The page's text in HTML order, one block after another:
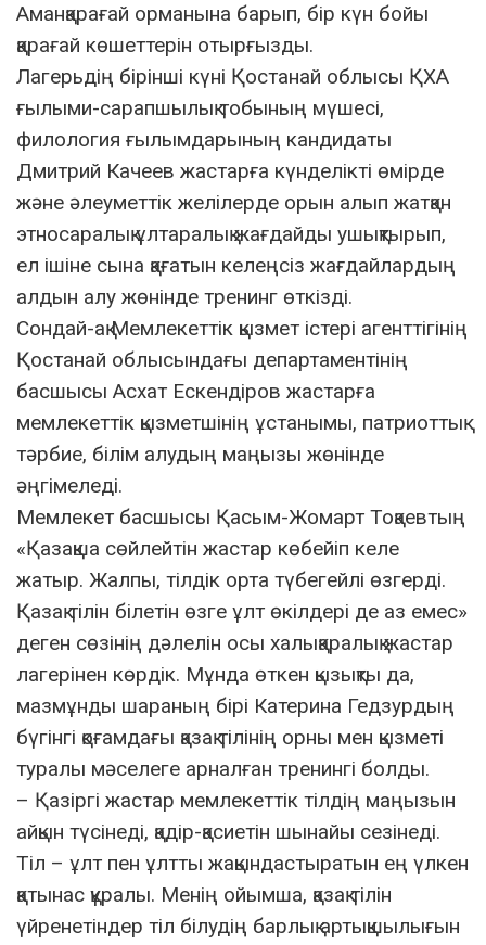
Аманқарағай орманына барып, бір күн бойы
қарағай көшеттерін отырғызды.
Лагерьдің бірінші күні Қостанай облысы ҚХА
ғылыми-сарапшылық тобының мүшесі,
филология ғылымдарының кандидаты
Дмитрий Качеев жастарға күнделікті өмірде
және әлеуметтік желілерде орын алып жатқан
этносаралық ұлтаралық жағдайды ушықтырып,
ел ішіне сына қағатын келеңсіз жағдайлардың
алдын алу жөнінде тренинг өткізді.
Сондай-ақ Мемлекеттік қызмет істері агенттігінің
Қостанай облысындағы департаментінің
басшысы Асхат Ескендіров жастарға
мемлекеттік қызметшінің ұстанымы, патриоттық
тәрбие, білім алудың маңызы жөнінде
әңгімеледі.
Мемлекет басшысы Қасым-Жомарт Тоқаевтың
«Қазақша сөйлейтін жастар көбейіп келе
жатыр. Жалпы, тілдік орта түбегейлі өзгерді.
Қазақ тілін білетін өзге ұлт өкілдері де аз емес»
деген сөзінің дәлелін осы халықаралық жастар
лагерінен көрдік. Мұнда өткен қызықты да,
мазмұнды шараның бірі Катерина Гедзурдың
бүгінгі қоғамдағы қазақ тілінің орны мен қызметі
туралы мәселеге арналған тренингі болды.
– Қазіргі жастар мемлекеттік тілдің маңызын
айқын түсінеді, қадір-қасиетін шынайы сезінеді.
Тіл – ұлт пен ұлтты жақындастыратын ең үлкен
қатынас құралы. Менің ойымша, қазақ тілін
үйренетіндер тіл білудің барлық артықшылығын